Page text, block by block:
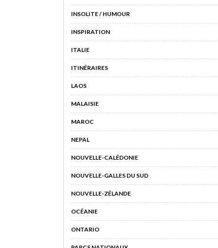
INSOLITE / HUMOUR
INSPIRATION
ITALIE
ITINÉRAIRES
LAOS
MALAISIE
MAROC
NEPAL
NOUVELLE-CALÉDONIE
NOUVELLE-GALLES DU SUD
NOUVELLE-ZÉLANDE
OCÉANIE
ONTARIO